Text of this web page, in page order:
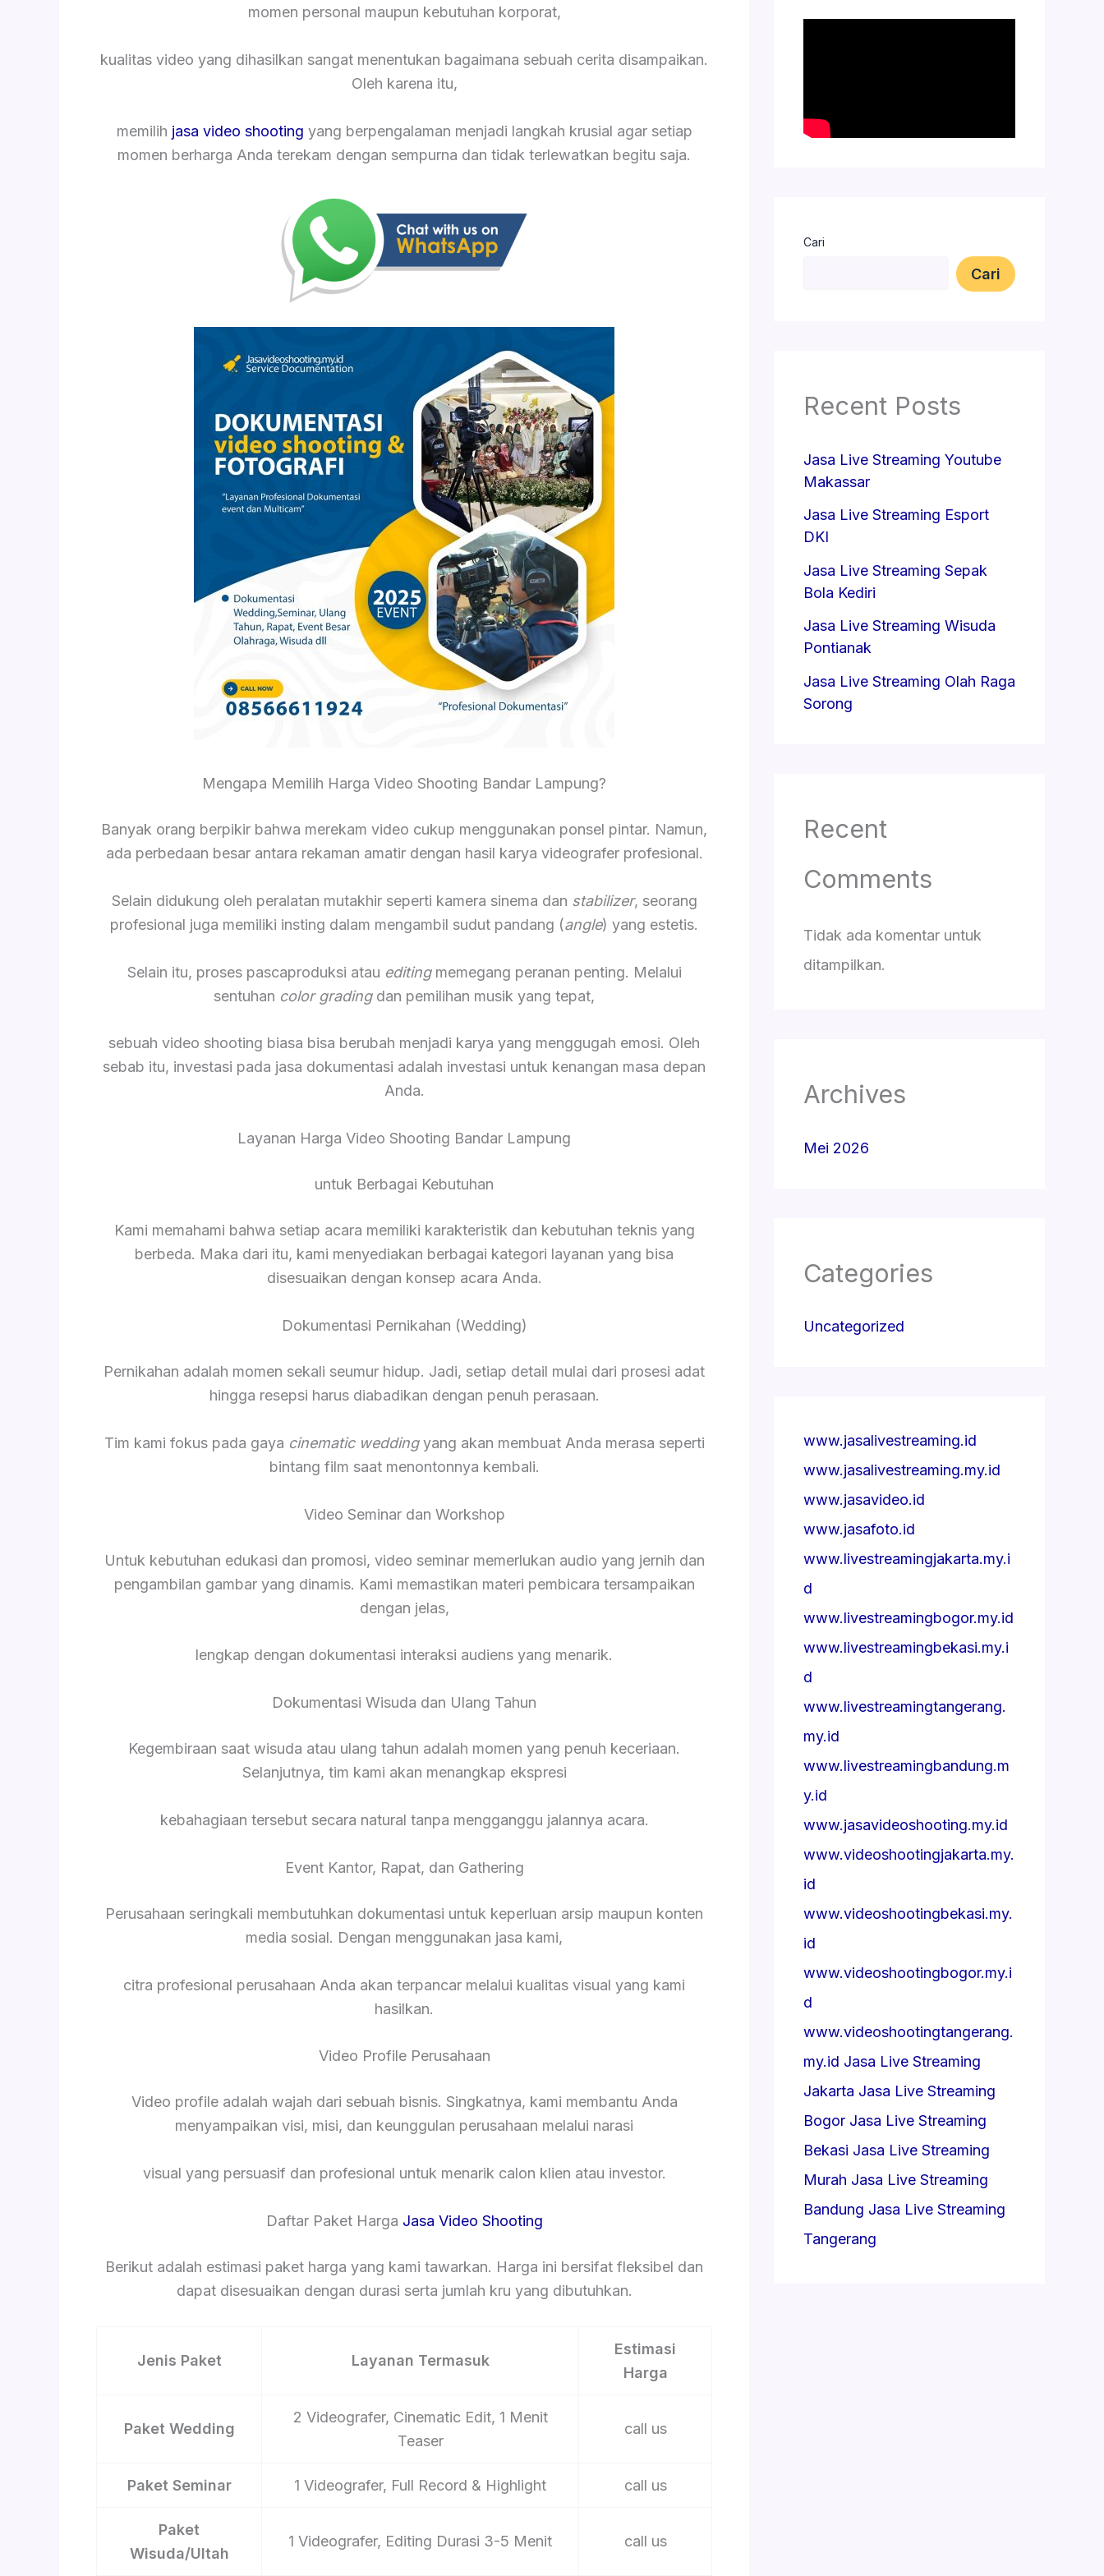
momen personal maupun kebutuhan korporat,
kualitas video yang dihasilkan sangat menentukan bagaimana sebuah cerita disampaikan.
Oleh karena itu,
memilih jasa video shooting yang berpengalaman menjadi langkah krusial agar setiap
momen berharga Anda terekam dengan sempurna dan tidak terlewatkan begitu saja.
Mengapa Memilih Harga Video Shooting Bandar Lampung?
Banyak orang berpikir bahwa merekam video cukup menggunakan ponsel pintar. Namun,
ada perbedaan besar antara rekaman amatir dengan hasil karya videografer profesional.
Selain didukung oleh peralatan mutakhir seperti kamera sinema dan stabilizer, seorang
profesional juga memiliki insting dalam mengambil sudut pandang (angle) yang estetis.
Selain itu, proses pascaproduksi atau editingmemegang peranan penting. Melalui
sentuhan color gradingdan pemilihan musik yang tepat,
sebuah video shooting biasa bisa berubah menjadi karya yang menggugah emosi. Oleh
sebab itu, investasi pada jasa dokumentasi adalah investasi untuk kenangan masa depan
Anda.
Layanan Harga Video Shooting Bandar Lampung
untuk Berbagai Kebutuhan
Kami memahami bahwa setiap acara memiliki karakteristik dan kebutuhan teknis yang
berbeda. Maka dari itu, kami menyediakan berbagai kategori layanan yang bisa
disesuaikan dengan konsep acara Anda.
Dokumentasi Pernikahan (Wedding)
Pernikahan adalah momen sekali seumur hidup. Jadi, setiap detail mulai dari prosesi adat
hingga resepsi harus diabadikan dengan penuh perasaan.
Tim kami fokus pada gaya cinematic weddingyang akan membuat Anda merasa seperti
bintang film saat menontonnya kembali.
Video Seminar dan Workshop
Untuk kebutuhan edukasi dan promosi, video seminar memerlukan audio yang jernih dan
pengambilan gambar yang dinamis. Kami memastikan materi pembicara tersampaikan
dengan jelas,
lengkap dengan dokumentasi interaksi audiens yang menarik.
Dokumentasi Wisuda dan Ulang Tahun
Kegembiraan saat wisuda atau ulang tahun adalah momen yang penuh keceriaan.
Selanjutnya, tim kami akan menangkap ekspresi
kebahagiaan tersebut secara natural tanpa mengganggu jalannya acara.
Event Kantor, Rapat, dan Gathering
Perusahaan seringkali membutuhkan dokumentasi untuk keperluan arsip maupun konten
media sosial. Dengan menggunakan jasa kami,
citra profesional perusahaan Anda akan terpancar melalui kualitas visual yang kami
hasilkan.
Video Profile Perusahaan
Video profile adalah wajah dari sebuah bisnis. Singkatnya, kami membantu Anda
menyampaikan visi, misi, dan keunggulan perusahaan melalui narasi
visual yang persuasif dan profesional untuk menarik calon klien atau investor.
Daftar Paket Harga Jasa Video Shooting
Berikut adalah estimasi paket harga yang kami tawarkan. Harga ini bersifat fleksibel dan
dapat disesuaikan dengan durasi serta jumlah kru yang dibutuhkan.
Jenis Paket Layanan Termasuk
Estimasi
Harga
Paket Wedding
2 Videografer, Cinematic Edit, 1 Menit
Teaser
call us
Paket Seminar 1 Videografer, Full Record & Highlight call us
Paket
Wisuda/Ultah
1 Videografer, Editing Durasi 3-5 Menit call us
Cari
Cari
Recent Posts
Jasa Live Streaming Youtube
Makassar
Jasa Live Streaming Esport
DKI
Jasa Live Streaming Sepak
Bola Kediri
Jasa Live Streaming Wisuda
Pontianak
Jasa Live Streaming Olah Raga
Sorong
Recent
Comments
Tidak ada komentar untuk
ditampilkan.
Archives
Mei 2026
Categories
Uncategorized
www.jasalivestreaming.id
www.jasalivestreaming.my.id
www.jasavideo.id
www.jasafoto.id
www.livestreamingjakarta.my.i
d
www.livestreamingbogor.my.id
www.livestreamingbekasi.my.i
d
www.livestreamingtangerang.
my.id
www.livestreamingbandung.m
y.id
www.jasavideoshooting.my.id
www.videoshootingjakarta.my.
id
www.videoshootingbekasi.my.
id
www.videoshootingbogor.my.i
d
www.videoshootingtangerang.
my.id Jasa Live Streaming
Jakarta Jasa Live Streaming
Bogor Jasa Live Streaming
Bekasi Jasa Live Streaming
Murah Jasa Live Streaming
Bandung Jasa Live Streaming
Tangerang